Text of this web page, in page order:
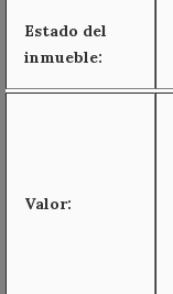
Estado del
inmueble:
Valor: